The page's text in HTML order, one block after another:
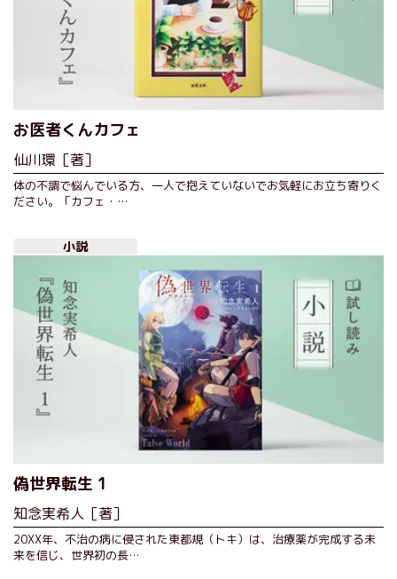
お医者くんカフェ
仙川環［著］
体の不調で悩んでいる方、一人で抱えていないでお気軽にお立ち寄りく
ださい。「カフェ・…
小説
偽世界転生 1
知念実希人［著］
20XX年、不治の病に侵された東都規（トキ）は、治療薬が完成する未
来を信じ、世界初の長…